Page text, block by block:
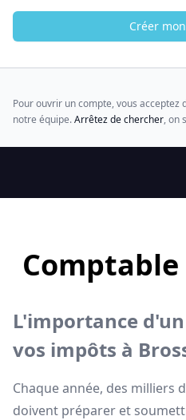
Créer
Pour ouvrir un compte, vous acceptez
notre équipe.Arrêtez de chercher, on
Comptable
L'importance
vos impôts à
Chaque année, des milliers
doivent préparer et